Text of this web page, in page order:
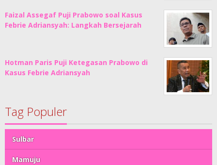
Faizal Assegaf Puji Prabowo soal Kasus
Febrie Adriansyah: Langkah Bersejarah
Hotman Paris Puji Ketegasan Prabowo di
Kasus Febrie Adriansyah
Tag Populer
Sulbar
Mamuju